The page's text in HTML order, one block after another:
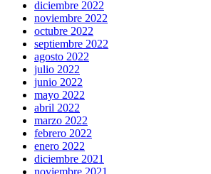
diciembre 2022
noviembre 2022
octubre 2022
septiembre 2022
agosto 2022
julio 2022
junio 2022
mayo 2022
abril 2022
marzo 2022
febrero 2022
enero 2022
diciembre 2021
noviembre 2021